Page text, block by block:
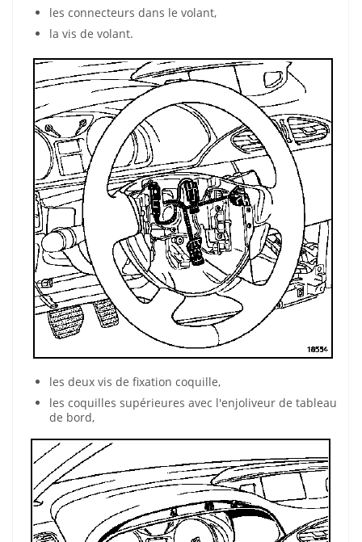
les connecteurs dans le volant,
la vis de volant.
les deux vis de fixation coquille,
les coquilles supérieures avec l'enjoliveur de tableau
de bord,